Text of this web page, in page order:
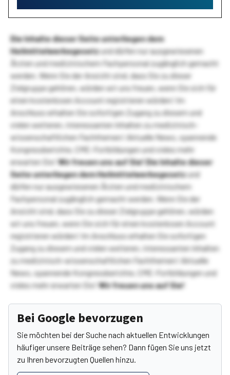
Die Inhalte dieser Seite unterliegen dem
Heilmittelwerbegesetzund dürfen nur ausgewiesenen
Ärzten und medizinischem Fachpersonal zugänglich gemacht
werden. Wenn Sie der Ansicht sind, dass Sie zu dieser
Zielgruppe gehören, würden wir uns freuen, wenn Sie sich für
einen kostenlosen Account registrieren würden! Im
Anschluss erhalten Sie sofortigen Zugang zu diesem und
vielen weiteren, interessanten Inhalten zu medizinisch-
wissenschaftlichen Fachthemen! Aktuelle News, spannende
Kongressberichte, CME-Fortbildungen und vieles mehr
erwarten Sie!Wir freuen uns auf Sie!Die Inhalte dieser
Seite unterliegen dem Heilmittelwerbegesetzund
dürfen nur ausgewiesenen Ärzten und medizinischem
Fachpersonal zugänglich gemacht werden. Wenn Sie der
Ansicht sind, dass Sie zu dieser Zielgruppe gehören, würden
wir uns freuen, wenn Sie sich für einen kostenlosen Account
registrieren würden! Im Anschluss erhalten Sie sofortigen
Zugang zu diesem und vielen weiteren, interessanten Inhalten
zu medizinisch-wissenschaftlichen Fachthemen! Aktuelle
News, spannende Kongressberichte, CME-Fortbildungen und
vieles mehr erwarten Sie!Wir freuen uns auf Sie!
Bei Google bevorzugen
Sie möchten bei der Suche nach aktuellen Entwicklungen
häufiger unsere Beiträge sehen? Dann fügen Sie uns jetzt
zu Ihren bevorzugten Quellen hinzu.